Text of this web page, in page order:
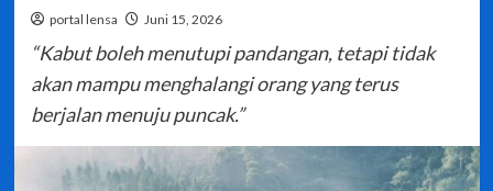
portal lensa Juni 15, 2026
“Kabut boleh menutupi pandangan, tetapi tidak
akan mampu menghalangi orang yang terus
berjalan menuju puncak.”